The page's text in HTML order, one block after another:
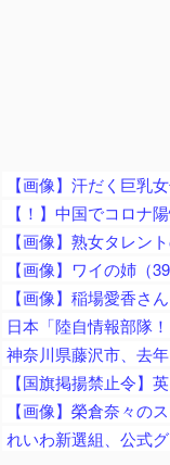
【！】中国でコロナ
【画像】ワイの姉（
【画像】榮倉奈々の
れいわ新選組、公式